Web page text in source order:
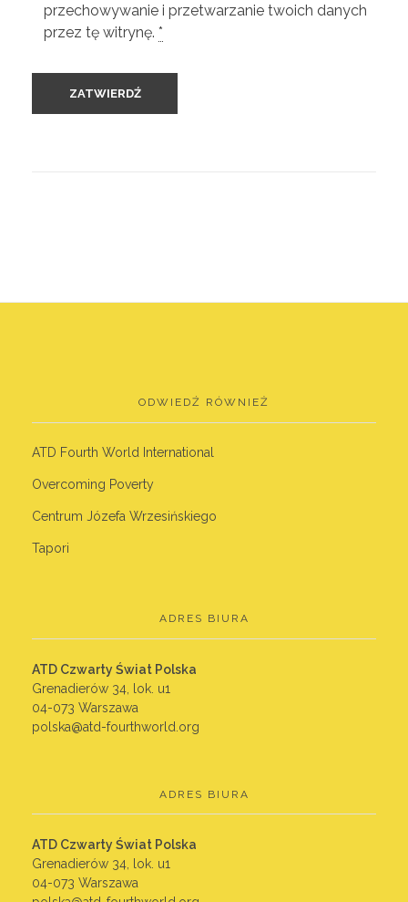
przechowywanie i przetwarzanie twoich danych
przez tę witrynę. *
ODWIEDŹ RÓWNIEŻ
ATD Fourth World International
Overcoming Poverty
Centrum Józefa Wrzesińskiego
Tapori
ADRES BIURA
ATD Czwarty Świat Polska
Grenadierów 34, lok. u1
04-073 Warszawa
polska@atd-fourthworld.org
ADRES BIURA
ATD Czwarty Świat Polska
Grenadierów 34, lok. u1
04-073 Warszawa